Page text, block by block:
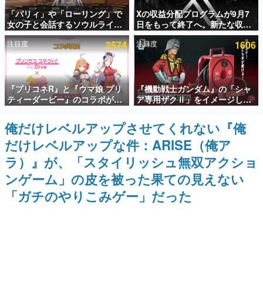
アプリセール情報
インタビュー
連載・特集一覧
殿堂入り記事
SNS拡散数が数千以上！ ページビュー数万以上！ などな
ど。多くの人々に読まれた、電ファミ渾身の“殿堂入り”記
事をまとめました。
ゲームの企画書
名作ゲームクリエイターの方々に製作時のエピソードをお
聞きし、ヒットする企画（ゲーム）とは何か？を探ってい
きます。
赫本
この物語を解いてはいけない。『赫本』は、〈試験問題〉
の形をした短編ホラー小説集です。
「パリィ」や「ローリング」で
女の子と会話するソウルライク
恋愛ゲーム『小早川さんはソウ
ルライク』無料公開。返事に失
敗すると「YOU DIED」
Xの収益分配プログラムが9月7
日をもって終了へ。新たな収益
化制度「Original Content
Rewards Program」を発表
注目度 2574
『プリコネR』と『ウマ娘 プリ
ティーダービー』のコラボが決
定！“最大170連無料”の8.5周年
キャンペーンなども発表
注目度 1606
『機動戦士ガンダム』の「シャ
ア専用ザクⅡ」をイメージした
散水ホースリールが予約開始。
本体にはシャアのパーソナルマ
ークやジオン公国軍のエンブレ
ム、型式番号などを配置
俺だけレベルアップさせてくれない『俺
だけレベルアップな件：ARISE（俺ア
ラ）』が、「スタイリッシュ無双アクショ
ンゲーム」の皮を被った果ての見えない
「ガチのやりこみゲー」だった